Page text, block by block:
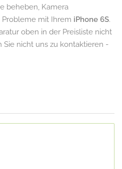
beheben, Kamera
mit Ihrem iPhone 6S.
oben in der Preisliste nicht
Sie nicht uns zu kontaktieren -